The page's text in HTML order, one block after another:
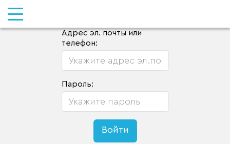
Адрес эл. почты или
телефон:
Пароль: